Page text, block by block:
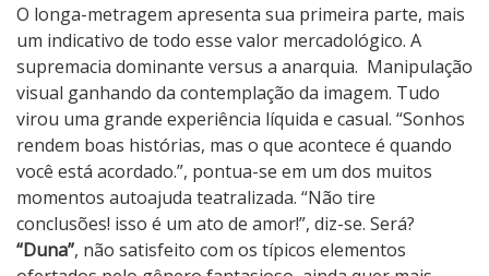
O longa-metragem apresenta sua primeira parte, mais
um indicativo de todo esse valor mercadológico. A
supremacia dominante versus a anarquia. Manipulação
visual ganhando da contemplação da imagem. Tudo
virou uma grande experiência líquida e casual. “Sonhos
rendem boas histórias, mas o que acontece é quando
você está acordado.”, pontua-se em um dos muitos
momentos autoajuda teatralizada. “Não tire
conclusões! isso é um ato de amor!”, diz-se. Será?
“Duna”, não satisfeito com os típicos elementos